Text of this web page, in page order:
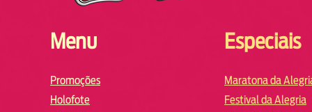
Menu
Promoções
Holofote
Especiais
Maratona da
Festival da Alegria